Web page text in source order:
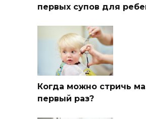
первых супов для
Когда можно стричь
первый раз?